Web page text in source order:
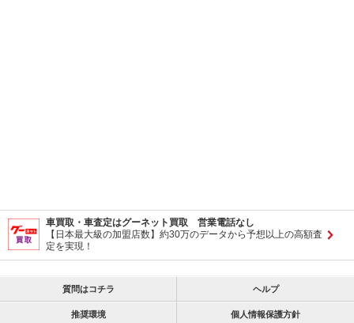
車買取・車査定はグーネット買取 営業電話なし
【日本最大級の加盟店数】約30万のデータから予想以上の高額査
定を実現！
質問はコチラ ヘルプ
推奨環境 個人情報保護方針